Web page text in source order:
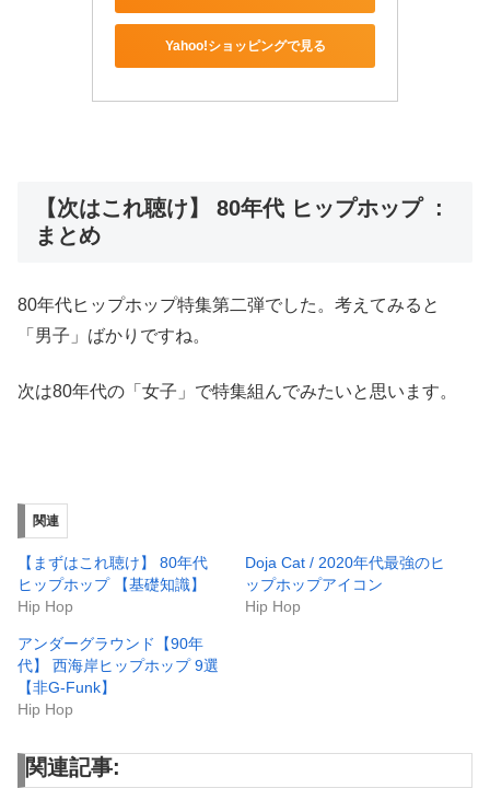
Yahoo!ショッピングで見る
【次はこれ聴け】 80年代 ヒップホップ :
まとめ
80年代ヒップホップ特集第二弾でした。考えてみると
「男子」ばかりですね。
次は80年代の「女子」で特集組んでみたいと思います。
関連
【まずはこれ聴け】 80年代
ヒップホップ 【基礎知識】
Hip Hop
Doja Cat / 2020年代最強のヒ
ップホップアイコン
Hip Hop
アンダーグラウンド【90年
代】 西海岸ヒップホップ 9選
【非G-Funk】
Hip Hop
関連記事: